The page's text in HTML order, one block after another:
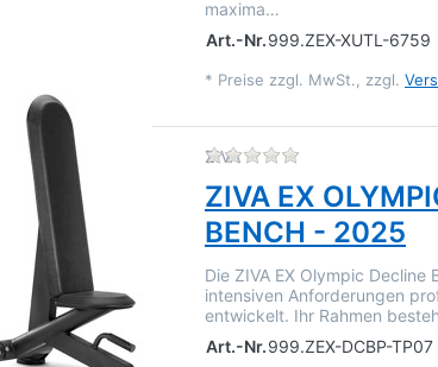
maxima…
Art.-Nr.999.ZEX-XUTL-6759
* Preise zzgl. MwSt., zzgl.
ZIVA Zu diesem
ZIVA EX
BENCH - 2025
Die ZIVA EX Olympic
intensiven Anforderungen
entwickelt. Ihr Rahmen
Art.-Nr.999.ZEX-DCBP-TP07